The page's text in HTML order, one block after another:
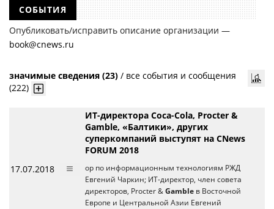
СОБЫТИЯ
Опубликовать/исправить описание организации —
book@cnews.ru
значимые сведения (23) / все события и сообщения
(222)
17.07.2018
ИТ-директора Coca-Cola, Procter &
Gamble, «Балтики», других
суперкомпаний выступят на CNews
FORUM 2018
ор по информационным технологиям РЖД
Евгений Чаркин; ИТ-директор, член совета
директоров, Procter & Gamble в Восточной
Европе и Центральной Азии Евгений